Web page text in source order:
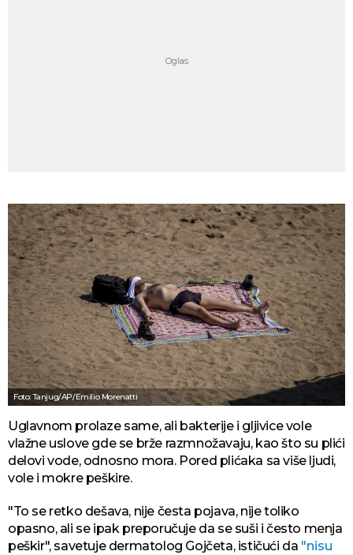
Foto: Tanjug/AP/Emilio Morenatti
Uglavnom prolaze same, ali bakterije i gljivice vole
vlažne uslove gde se brže razmnožavaju, kao što su plići
delovi vode, odnosno mora. Pored plićaka sa više ljudi,
vole i mokre peškire.
"To se retko dešava, nije česta pojava, nije toliko
opasno, ali se ipak preporučuje da se suši i često menja
peškir", savetuje dermatolog Gojčeta, ističući da "nisu